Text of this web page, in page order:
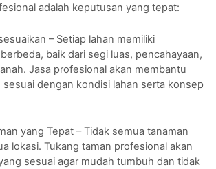
adalah keputusan yang tepat:
– Setiap lahan memiliki
baik dari segi luas, pencahayaan,
Jasa profesional akan membantu
sesuai dengan kondisi lahan serta konsep
yang Tepat – Tidak semua tanaman
lokasi. Tukang taman profesional akan
sesuai agar mudah tumbuh dan tidak